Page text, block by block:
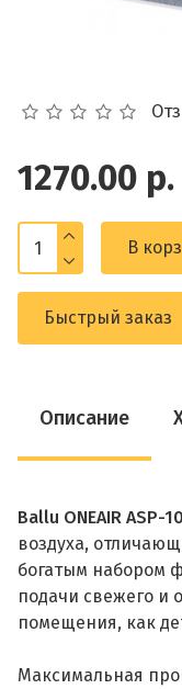
1270.00 р.
В
Быстрый заказ
Описание
Ballu ONEAIR ASP-
воздуха,
богатым набором
подачи свежего и
помещения, как
Максимальная